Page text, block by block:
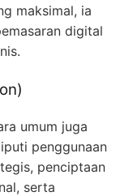
maksimal, ia
digital
umum juga
penggunaan
penciptaan
serta